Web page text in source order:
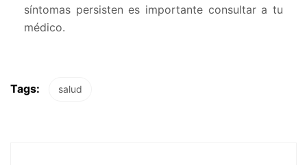
síntomas persisten es importante consultar a tu
médico.
Tags: salud